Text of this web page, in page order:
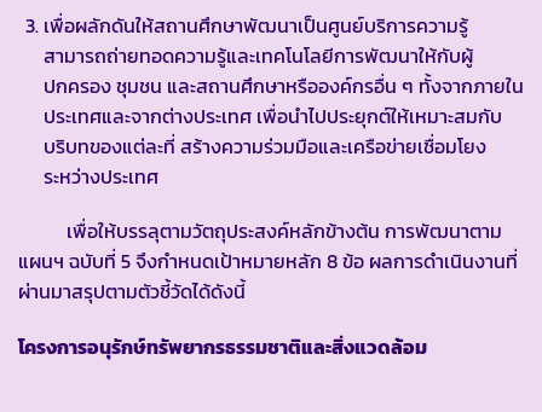
เพื่อผลักดันให้สถานศึกษาพัฒนาเป็นศูนย์บริการความรู้
สามารถถ่ายทอดความรู้และเทคโนโลยีการพัฒนาให้กับผู้
ปกครอง ชุมชน และสถานศึกษาหรือองค์กรอื่น ๆ ทั้งจากภายใน
ประเทศและจากต่างประเทศ เพื่อนำไปประยุกต์ให้เหมาะสมกับ
บริบทของแต่ละที่ สร้างความร่วมมือและเครือข่ายเชื่อมโยง
ระหว่างประเทศ
เพื่อให้บรรลุตามวัตถุประสงค์หลักข้างต้น การพัฒนาตาม
แผนฯ ฉบับที่ 5 จึงกำหนดเป้าหมายหลัก 8 ข้อ ผลการดำเนินงานที่
ผ่านมาสรุปตามตัวชี้วัดได้ดังนี้
โครงการอนุรักษ์ทรัพยากรธรรมชาติและสิ่งแวดล้อม